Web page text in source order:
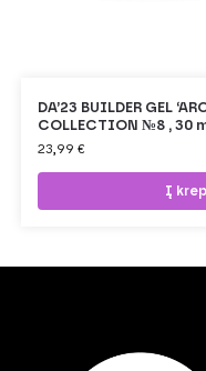
DA’23 BUILDER GEL
COLLECTION №8 , 30
23,99 €
Į